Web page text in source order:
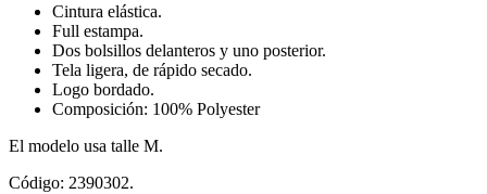
Cintura elástica.
Full estampa.
Dos bolsillos delanteros y uno posterior.
Tela ligera, de rápido secado.
Logo bordado.
Composición: 100% Polyester
El modelo usa talle M.
Código: 2390302.